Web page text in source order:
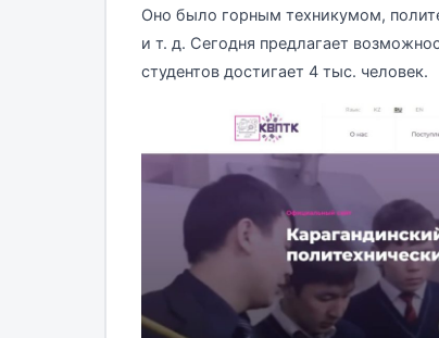
Оно было горным техникумом,
и т. д. Сегодня предлагает
студентов достигает 4 тыс. человек.